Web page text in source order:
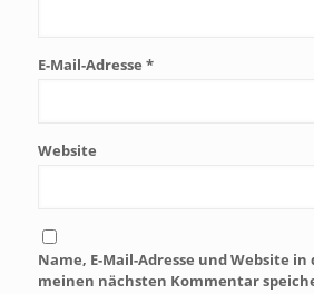
E-Mail-Adresse *
Website
Name, E-Mail-Adresse und Website
meinen nächsten Kommentar